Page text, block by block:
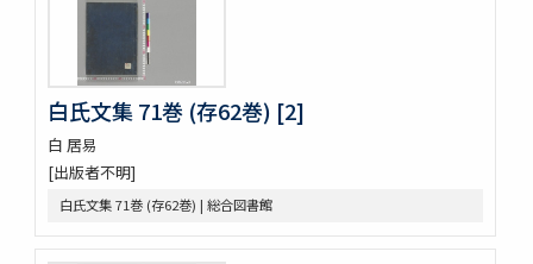
ますかゝみ 17巻
建礼門院右京大夫家集 2巻
三國佛法傳通縁起 3巻
列子鬳齋口義 2巻
をみなへし 3巻
鴨長明方丈記之抄
なくさみ草 8巻
長恨歌 1巻坿傳1巻琵琶行1巻野馬臺詩1巻
白氏文集 71巻 (存62巻) [2]
白 居易
[出版者不明]
白氏文集 71巻 (存62巻) | 総合図書館